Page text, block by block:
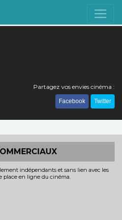
Partagez vos envies cinéma :
Facebook Twitter
indépendants et sans lien avec les
place en ligne du cinéma.